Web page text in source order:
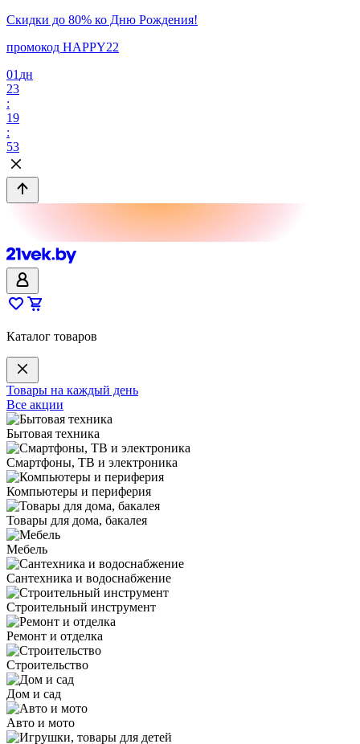
Скидки до 80% ко Дню Рождения!
промокод HAPPY22
01 дн
23
:
19
:
53
Каталог товаров
Товары на каждый день
Все акции
Бытовая техника
Смартфоны, ТВ и электроника
Компьютеры и периферия
Товары для дома, бакалея
Мебель
Сантехника и водоснабжение
Строительный инструмент
Ремонт и отделка
Строительство
Дом и сад
Авто и мото